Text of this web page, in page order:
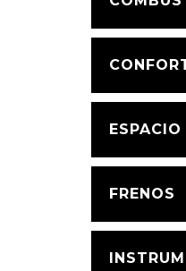
FRENOS